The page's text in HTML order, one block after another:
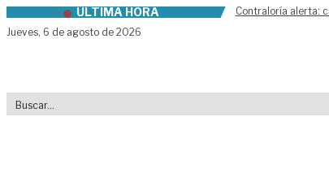
Skip to contentÚLTIMA HORA
Contraloría alerta:
Jueves, 6 de agosto de 2026